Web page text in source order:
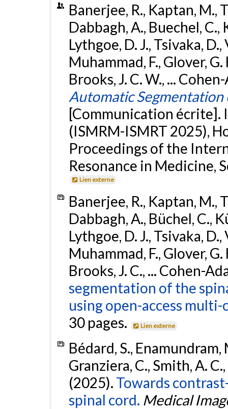
Banerjee, R., Kaptan, M.,
Dabbagh, A., Buechel, C.,
Lythgoe, D. J., Tsivaka,
Muhammad, F., Glover, G.
Brooks, J. C. W., ...
Automatic Segmentation
[Communication écrite].
(ISMRM-ISMRT 2025),
Proceedings of the
Resonance in Medicine,
Lien externe
Banerjee, R., Kaptan, M.,
Dabbagh, A., Büchel, C.,
Lythgoe, D. J., Tsivaka,
Muhammad, F., Glover, G.
Brooks, J. C., ... Cohen-
segmentation of the
using open-access
30 pages.
Lien externe
Bédard, S., Enamundram,
Granziera, C., Smith, A.
(2025). Towards
spinal cord. Medical